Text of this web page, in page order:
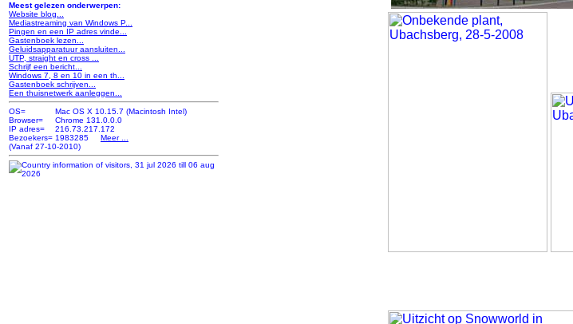
Meest gelezen onderwerpen:
Website blog...
Mediastreaming van Windows P...
Pingen en een IP adres vinde...
Gastenboek lezen...
Geluidsapparatuur aansluiten...
UTP, straight en cross ...
Schrijf een bericht...
Windows 7, 8 en 10 in een th...
Gastenboek schrijven...
Een thuisnetwerk aanleggen...
OS=
Mac OS X 10.15.7 (Macintosh Intel)
Browser=
Chrome 131.0.0.0
IP adres=
216.73.217.172
Bezoekers= 1983285 Meer ...
(Vanaf 27-10-2010)